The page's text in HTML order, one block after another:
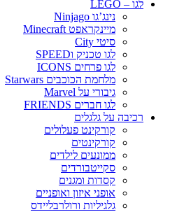
לגו – LEGO
נינג’גו Ninjago
מיינקראפט Minecraft
סיטי City
לגו טכניק וSPEED
לגו פרחים ICONS
מלחמת הכוכבים Starwars
גיבורי על Marvel
לגו חברים FRIENDS
רכיבה על גלגלים
קורקינט פעלולים
קורקינטים
ממונעים לילדים
סקייטבורדים
קסדות ומגנים
אופני איזון ואופניים
גלגיליות ורולרבליידס